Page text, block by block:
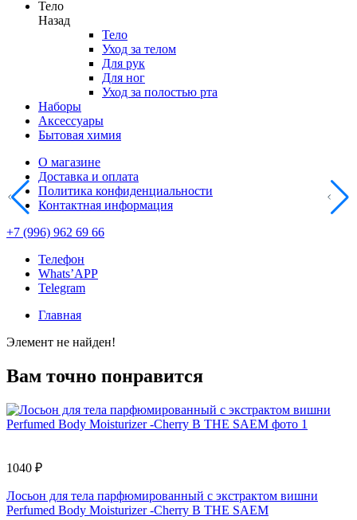
Тело
Назад
Тело
Уход за телом
Для рук
Для ног
Уход за полостью рта
Наборы
Аксессуары
Бытовая химия
О магазине
Доставка и оплата
Политика конфиденциальности
Контактная информация
+7 (996) 962 69 66
Телефон
Whats’APP
Telegram
Главная
Элемент не найден!
Вам точно понравится
1040 ₽
Лосьон для тела парфюмированный с экстрактом вишни
Perfumed Body Moisturizer -Cherry B THE SAEM